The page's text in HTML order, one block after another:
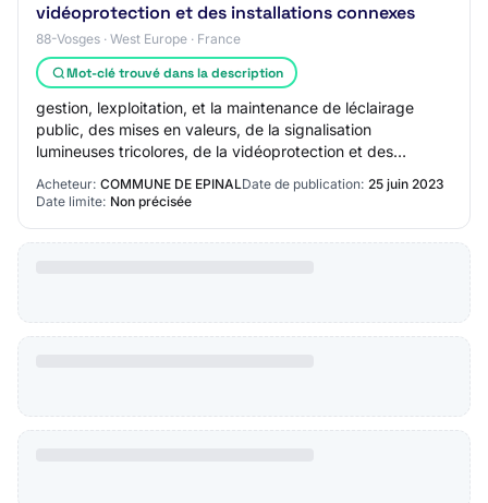
vidéoprotection et des installations connexes
88-Vosges · West Europe · France
Mot-clé trouvé dans la description
gestion, lexploitation, et la maintenance de léclairage
public, des mises en valeurs, de la signalisation
lumineuses tricolores, de la vidéoprotection et des
Acheteur: COMMUNE DE EPINALDate de publication: 25 juin 2023
Date limite: Non précisée